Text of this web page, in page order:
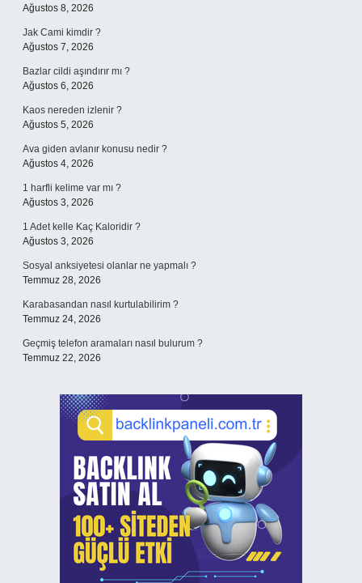
Ağustos 8, 2026
Jak Cami kimdir ?
Ağustos 7, 2026
Bazlar cildi aşındırır mı ?
Ağustos 6, 2026
Kaos nereden izlenir ?
Ağustos 5, 2026
Ava giden avlanır konusu nedir ?
Ağustos 4, 2026
1 harfli kelime var mı ?
Ağustos 3, 2026
1 Adet kelle Kaç Kaloridir ?
Ağustos 3, 2026
Sosyal anksiyetesi olanlar ne yapmalı ?
Temmuz 28, 2026
Karabasandan nasıl kurtulabilirim ?
Temmuz 24, 2026
Geçmiş telefon aramaları nasıl bulurum ?
Temmuz 22, 2026